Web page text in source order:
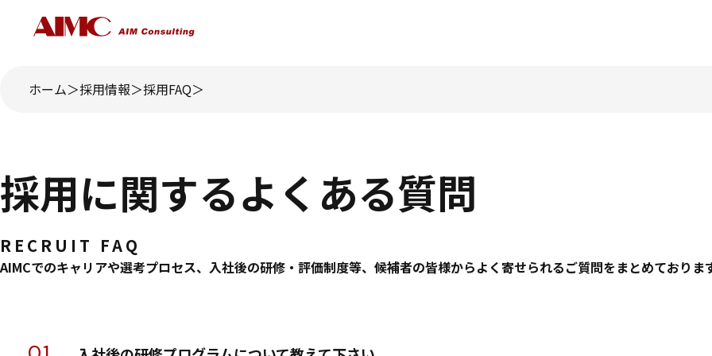
ホーム 採用情報 採用FAQ
採用に関するよくある質問
RECRUIT FAQ
AIMCでのキャリアや選考プロセス、入社後の研修・評価制度等、候補者の皆様からよく寄せられるご質問をまとめておりま